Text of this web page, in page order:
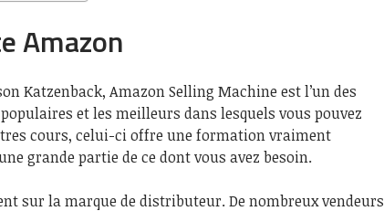
Amazon
Katzenback, Amazon Selling Machine est l’un des
et les meilleurs dans lesquels vous pouvez
cours, celui-ci offre une formation vraiment
grande partie de ce dont vous avez besoin.
sur la marque de distributeur. De nombreux vendeurs